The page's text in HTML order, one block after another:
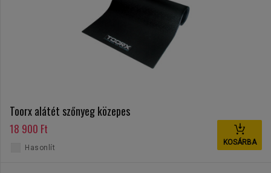
Toorx alátét szőnyeg közepes
18 900 Ft
KOSÁRBA
Hasonlít